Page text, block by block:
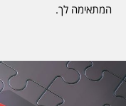
המתאימה לך.